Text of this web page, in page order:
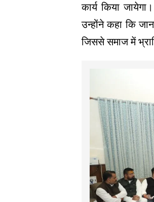
कार्य किया
उन्होंने कहा कि
जिससे समाज में